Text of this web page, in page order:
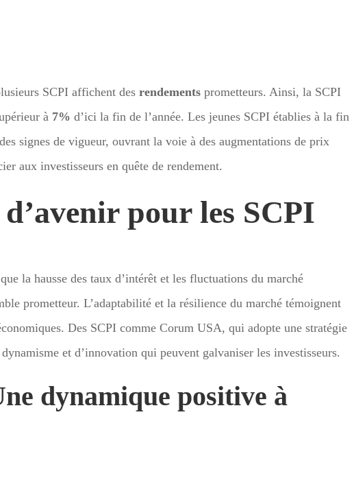
SCPI affichent des rendements prometteurs. Ainsi, la SCPI
à 7% d’ici la fin de l’année. Les jeunes SCPI établies à la fin
signes de vigueur, ouvrant la voie à des augmentations de prix
aux investisseurs en quête de rendement.
pour les SCPI
la hausse des taux d’intérêt et les fluctuations du marché
prometteur. L’adaptabilité et la résilience du marché témoignent
Des SCPI comme Corum USA, qui adopte une stratégie
et d’innovation qui peuvent galvaniser les investisseurs.
dynamique positive à